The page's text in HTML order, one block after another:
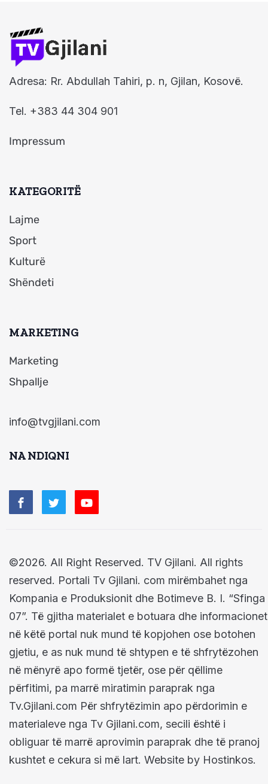
Adresa: Rr. Abdullah Tahiri, p. n, Gjilan, Kosovë.
Tel. +383 44 304 901
Impressum
KATEGORITË
Lajme
Sport
Kulturë
Shëndeti
MARKETING
Marketing
Shpallje
info@tvgjilani.com
NA NDIQNI
©2026. All Right Reserved. TV Gjilani. All rights
reserved. Portali Tv Gjilani. com mirëmbahet nga
Kompania e Produksionit dhe Botimeve B. I. “Sfinga
07”. Të gjitha materialet e botuara dhe informacionet
në këtë portal nuk mund të kopjohen ose botohen
gjetiu, e as nuk mund të shtypen e të shfrytëzohen
në mënyrë apo formë tjetër, ose për qëllime
përfitimi, pa marrë miratimin paraprak nga
Tv.Gjilani.com Për shfrytëzimin apo përdorimin e
materialeve nga Tv Gjilani.com, secili është i
obliguar të marrë aprovimin paraprak dhe të pranoj
kushtet e cekura si më lart. Website by Hostinkos.